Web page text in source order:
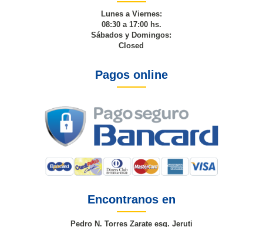
Lunes a Viernes:
08:30 a 17:00 hs.
Sábados y Domingos:
Closed
Pagos online
Encontranos en
Pedro N. Torres Zarate esq. Jeruti